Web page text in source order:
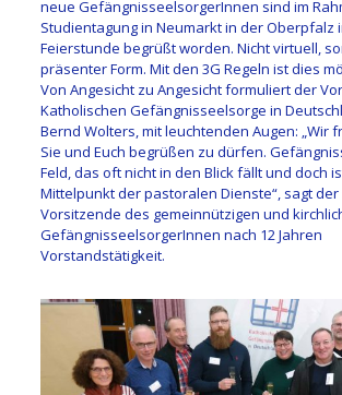
neue GefängnisseelsorgerInnen sind im
Studientagung in Neumarkt in der Oberpfalz
Feierstunde begrüßt worden. Nicht virtuell,
präsenter Form. Mit den 3G Regeln ist dies
Von Angesicht zu Angesicht formuliert der
Katholischen Gefängnisseelsorge in
Bernd Wolters, mit leuchtenden Augen: „Wir
Sie und Euch begrüßen zu dürfen.
Feld, das oft nicht in den Blick fällt und doch
Mittelpunkt der pastoralen Dienste“, sagt
Vorsitzende des gemeinnützigen und
GefängnisseelsorgerInnen nach 12 Jahren
Vorstandstätigkeit.